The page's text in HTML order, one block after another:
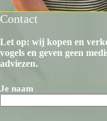
Contact
Let op: wij kopen en
vogels en geven geen
adviezen.
Je naam